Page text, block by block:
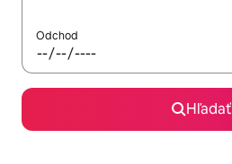
Odchod
Hľadať